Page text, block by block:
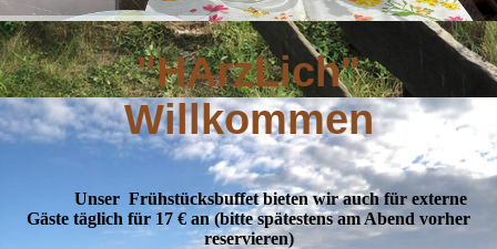
"HArzLich"
Willkommen
Unser Frühstücksbuffet bieten wir auch für externe
Gäste täglich für 17 € an (bitte spätestens am Abend vorher
reservieren)